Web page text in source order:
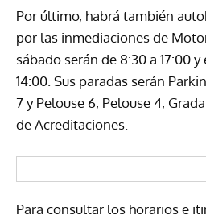
Por último, habrá también
por las inmediaciones de
sábado serán de 8:30 a 17:00
14:00. Sus paradas serán
7 y Pelouse 6, Pelouse 4,
de Acreditaciones.
Para consultar los horarios e